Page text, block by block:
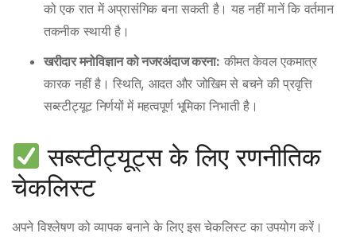
को एक रात में अप्रासंगिक बना सकती है। यह नहीं मानें कि वर्तमान
तकनीक स्थायी है।
खरीदार मनोविज्ञान को नजरअंदाज करना: कीमत केवल एकमात्र
कारक नहीं है। स्थिति, आदत और जोखिम से बचने की प्रवृत्ति
सब्स्टीट्यूट निर्णयों में महत्वपूर्ण भूमिका निभाती है।
सब्स्टीट्यूट्स के लिए रणनीतिक
चेकलिस्ट
अपने विश्लेषण को व्यापक बनाने के लिए इस चेकलिस्ट का उपयोग करें।